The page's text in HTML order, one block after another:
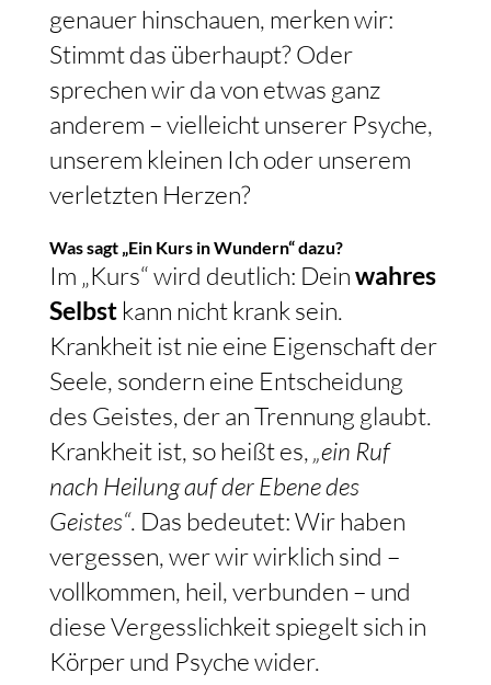
genauer hinschauen, merken wir:
Stimmt das überhaupt? Oder
sprechen wir da von etwas ganz
anderem – vielleicht unserer Psyche,
unserem kleinen Ich oder unserem
verletzten Herzen?
Was sagt „Ein Kurs in Wundern“ dazu?
Im „Kurs“ wird deutlich: Deinwahres
Selbstkann nicht krank sein.
Krankheit ist nie eine Eigenschaft der
Seele, sondern eine Entscheidung
des Geistes, der an Trennung glaubt.
Krankheit ist, so heißt es,
„ein Ruf
nach Heilung auf der Ebene des
Geistes“. Das bedeutet: Wir haben
vergessen, wer wir wirklich sind –
vollkommen, heil, verbunden – und
diese Vergesslichkeit spiegelt sich in
Körper und Psyche wider.